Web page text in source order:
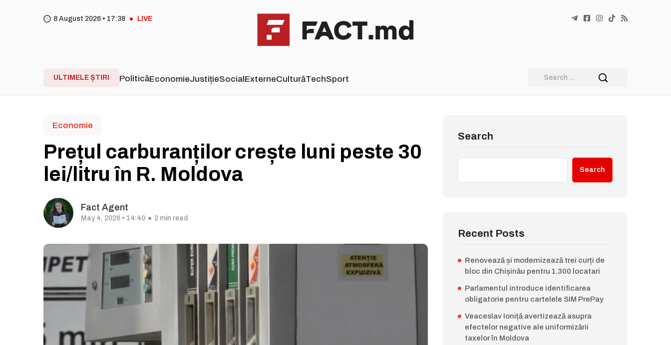
8 August 2026 • 17 38 LIVE
ULTIMELE ȘTIRI PoliticăEconomieJustițieSocialExterneCulturăTechSport
Economie
Prețul carburanților crește luni peste 30
lei/litru în R. Moldova
Fact Agent
May 4, 2026 • 14:40 2 min read
Search
Search
Recent Posts
Renovează și modernizează trei curți de
bloc din Chișinău pentru 1.300 locatari
Parlamentul introduce identificarea
obligatorie pentru cartelele SIM PrePay
Veaceslav Ioniță avertizează asupra
efectelor negative ale uniformizării
taxelor în Moldova